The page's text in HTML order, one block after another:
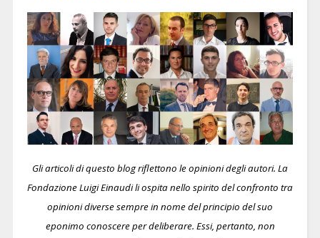
Gli articoli di questo blog riflettono le opinioni degli autori. La
Fondazione Luigi Einaudi li ospita nello spirito del confronto tra
opinioni diverse sempre in nome del principio del suo
eponimo conoscere per deliberare. Essi, pertanto, non